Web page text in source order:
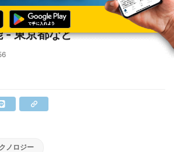
をmTOR阻害薬「ラパマイシ
- 東京都など
ノロジー